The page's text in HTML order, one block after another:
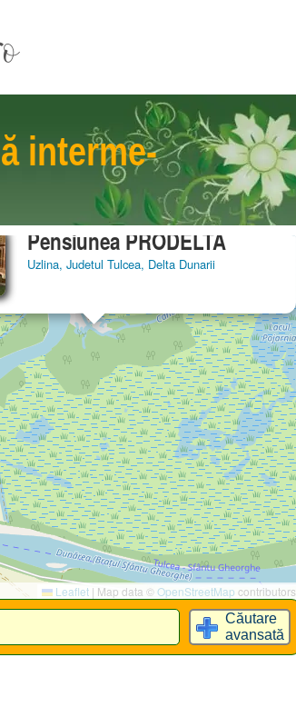
interme­
Pensiunea PRODELTA
Uzlina, Judetul Tulcea, Delta Dunarii
Leaflet | Map data ©OpenStreetMap contributors
Căutare
avansată